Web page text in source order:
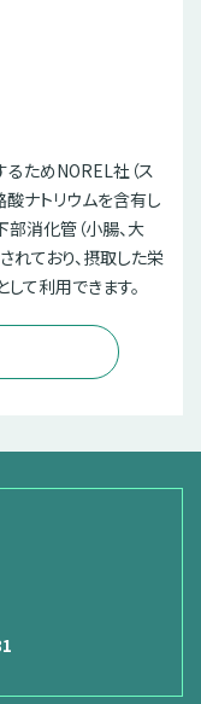
ためNOREL社（ス
ナトリウムを含有し
部消化管（小腸、大
れており、摂取した栄
て利用できます。